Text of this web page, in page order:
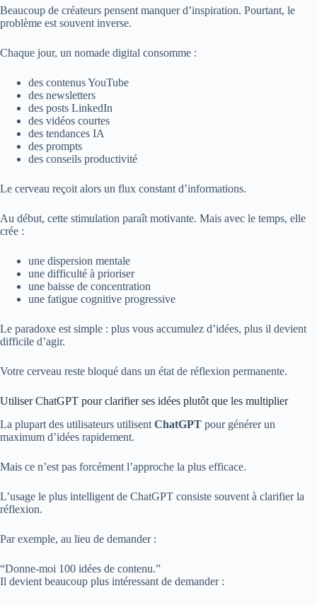
Beaucoup de créateurs pensent manquer d’inspiration. Pourtant, le
problème est souvent inverse.
Chaque jour, un nomade digital consomme :
des contenus YouTube
des newsletters
des posts LinkedIn
des vidéos courtes
des tendances IA
des prompts
des conseils productivité
Le cerveau reçoit alors un flux constant d’informations.
Au début, cette stimulation paraît motivante. Mais avec le temps, elle
crée :
une dispersion mentale
une difficulté à prioriser
une baisse de concentration
une fatigue cognitive progressive
Le paradoxe est simple : plus vous accumulez d’idées, plus il devient
difficile d’agir.
Votre cerveau reste bloqué dans un état de réflexion permanente.
Utiliser ChatGPT pour clarifier ses idées plutôt que les multiplier
La plupart des utilisateurs utilisent ChatGPT pour générer un
maximum d’idées rapidement.
Mais ce n’est pas forcément l’approche la plus efficace.
L’usage le plus intelligent de ChatGPT consiste souvent à clarifier la
réflexion.
Par exemple, au lieu de demander :
“Donne-moi 100 idées de contenu.”
Il devient beaucoup plus intéressant de demander :